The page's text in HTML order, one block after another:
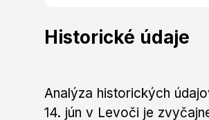
Historické údaje
Analýza historických
14. jún v Levoči je